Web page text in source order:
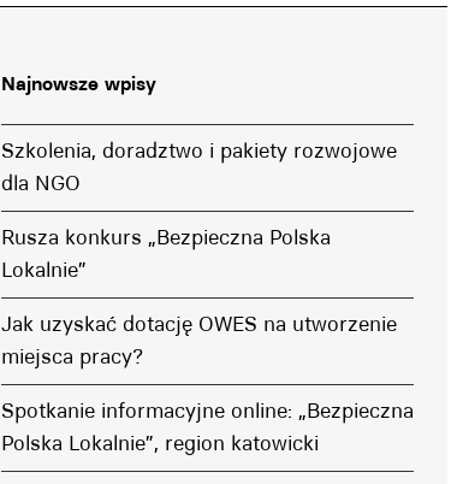
Najnowsze wpisy
Szkolenia, doradztwo i pakiety rozwojowe
dla NGO
Rusza konkurs „Bezpieczna Polska
Lokalnie”
Jak uzyskać dotację OWES na utworzenie
miejsca pracy?
Spotkanie informacyjne online: „Bezpieczna
Polska Lokalnie”, region katowicki